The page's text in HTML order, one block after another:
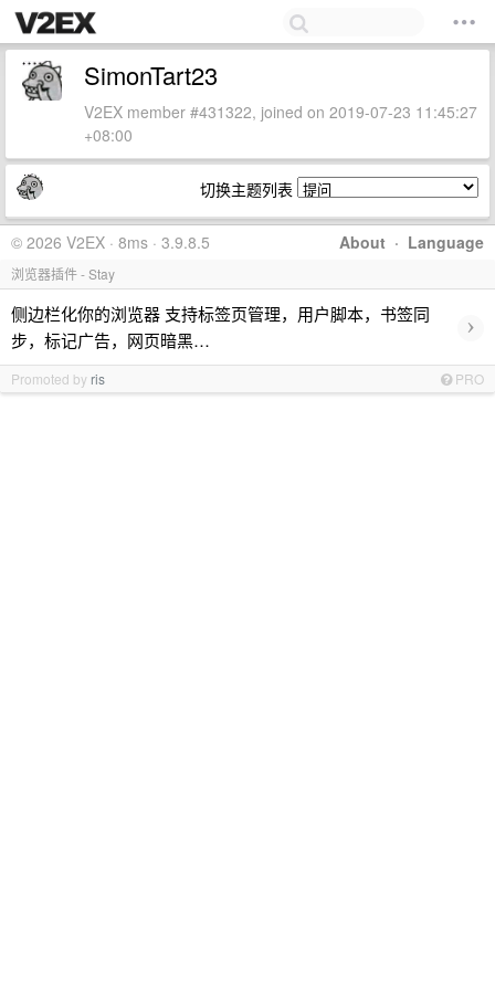
SimonTart23
V2EX member #431322, joined on 2019-07-23 11:45:27
+08:00
切换主题列表
About · Language
© 2026 V2EX · 8ms · 3.9.8.5
浏览器插件 - Stay
侧边栏化你的浏览器 支持标签页管理，用户脚本，书签同
步，标记广告，网页暗黑…
›
Promoted by ris PRO